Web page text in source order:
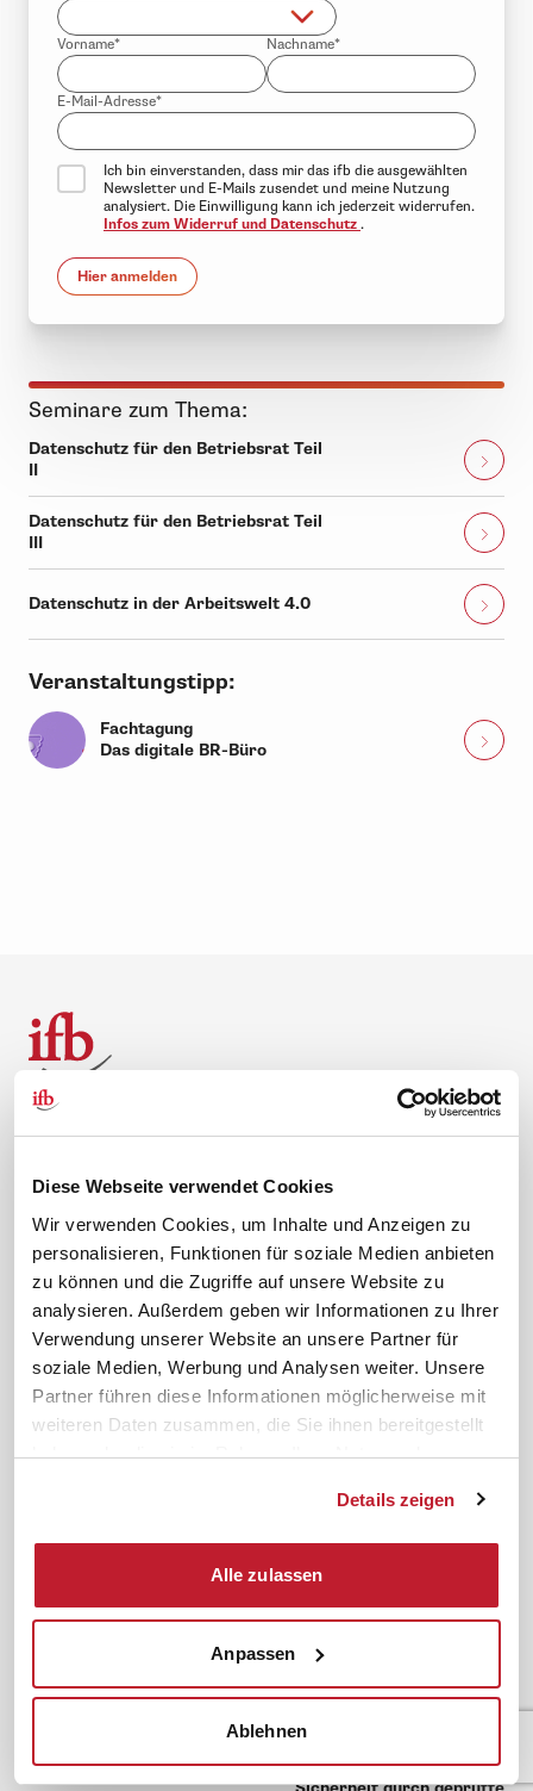
Diese Webseite verwendet Cookies
Wir verwenden Cookies, um Inhalte und Anzeigen zu
personalisieren, Funktionen für soziale Medien anbieten
zu können und die Zugriffe auf unsere Website zu
analysieren. Außerdem geben wir Informationen zu Ihrer
Verwendung unserer Website an unsere Partner für
soziale Medien, Werbung und Analysen weiter. Unsere
Partner führen diese Informationen möglicherweise mit
weiteren Daten zusammen, die Sie ihnen bereitgestellt
haben oder die sie im Rahmen Ihrer Nutzung der
Details zeigen
Alle zulassen
Anpassen
Ablehnen
Vorname* Nachname*
E-Mail-Adresse*
Ich bin einverstanden, dass mir das ifb die ausgewählten
Newsletter und E-Mails zusendet und meine Nutzung
analysiert. Die Einwilligung kann ich jederzeit widerrufen.
Infos zum Widerruf und Datenschutz .
Hier anmelden
Seminare zum Thema:
Datenschutz für den Betriebsrat Teil
II
Datenschutz für den Betriebsrat Teil
III
Datenschutz in der Arbeitswelt 4.0
Veranstaltungstipp:
Fachtagung
Das digitale BR-Büro
Unternehmen
Leitbild
Compliance Richtlinien
Gute Gründe für das ifb
Karriere
Hilfe & Kontakt
0 88 41 / 61 12 – 20
service@ifb.de
Übersicht Beratung
Inhouseberatung
Service
meinifb
FAQ
Themen
Rhetorik
BR-Wahl
SBV-Wahl
JAV-Wahl
News. Wissen. Themen.
Lexikon
Folgen Sie uns